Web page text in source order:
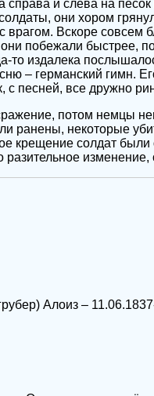
справа и слева на
они хором
врагом. Вскоре совсем
побежали быстрее,
то издалека
– германский гимн.
с песней, все дружно
потом немцы
ранены, некоторые
крещение солдат
разительное
Алоиз –